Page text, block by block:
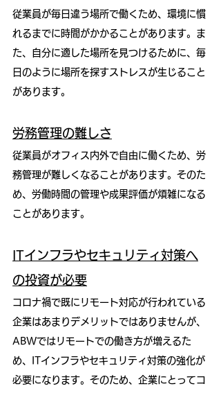
従業員が毎日違う場所で働くため、環境に慣
れるまでに時間がかかることがあります。ま
た、自分に適した場所を見つけるために、毎
日のように場所を探すストレスが生じること
があります。
労務管理の難しさ
従業員がオフィス内外で自由に働くため、労
務管理が難しくなることがあります。そのた
め、労働時間の管理や成果評価が煩雑になる
ことがあります。
ITインフラやセキュリティ対策へ
の投資が必要
コロナ禍で既にリモート対応が行われている
企業はあまりデメリットではありませんが、
ABWではリモートでの働き方が増えるた
め、ITインフラやセキュリティ対策の強化が
必要になります。そのため、企業にとってコ